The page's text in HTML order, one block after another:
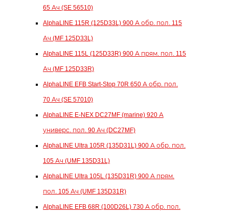
65 Ач (SE 56510)
AlphaLINE 115R (125D33L) 900 А обр. пол. 115
Ач (MF 125D33L)
AlphaLINE 115L (125D33R) 900 А прям. пол. 115
Ач (MF 125D33R)
AlphaLINE EFB Start-Stop 70R 650 А обр. пол.
70 Ач (SE 57010)
AlphaLINE E-NEX DC27MF (marine) 920 А
универс. пол. 90 Ач (DC27MF)
AlphaLINE Ultra 105R (135D31L) 900 А обр. пол.
105 Ач (UMF 135D31L)
AlphaLINE Ultra 105L (135D31R) 900 А прям.
пол. 105 Ач (UMF 135D31R)
AlphaLINE EFB 68R (100D26L) 730 А обр. пол.